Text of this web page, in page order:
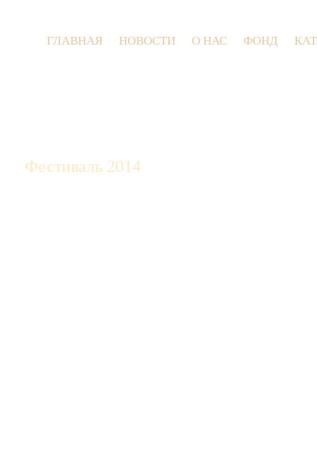
ГЛАВНАЯ НОВОСТИ О НАС ФОНД
Фестиваль 2014